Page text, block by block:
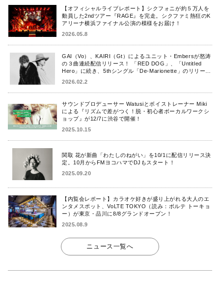
【オフィシャルライブレポート】シクフォニが約５万人を
動員した2ndツアー『RAGE』を完走。シクファミ熱狂のK
アリーナ横浜ファイナル公演の模様をお届け！
2026.05.8
GAI（Vo）、KAIRI（Gt）によるユニット・Embersが怒涛
の３曲連続配信リリース！ 「RED DOG」、「Untitled
Hero」に続き、5thシングル「De-Marionette」のリリース
2026.02.2
サウンドプロデューサー Watusiとボイストレーナー Miki
による『リズムで差がつく！脱・初心者ボーカルワークシ
ョップ』が12/7に渋谷で開催！
2025.10.15
関取 花が新曲「わたしのねがい」を10/1に配信リリース決
定。10月からFMヨコハマでDJもスタート！
2025.09.20
【内覧会レポート】カラオケ好きが盛り上がれる大人のエ
ンタメスポット、VoLTE TOKYO（読み：ボルテ トーキョ
ー）が東京・品川に8/8グランドオープン！
2025.08.9
ニュース一覧へ